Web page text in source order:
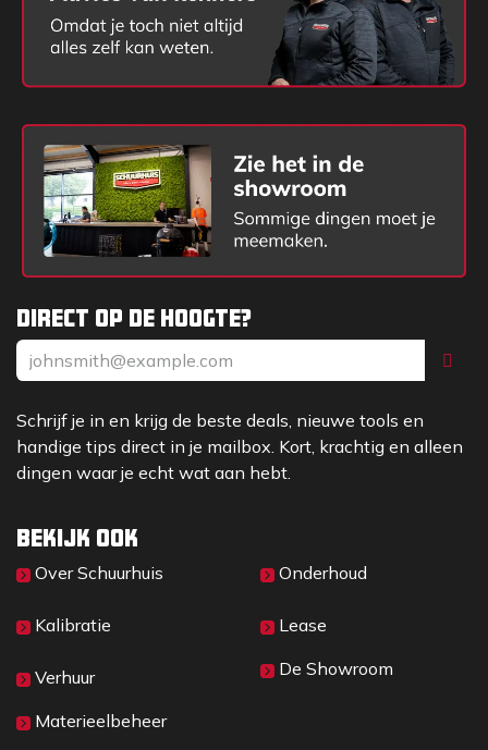
Direct op de hoogte?
Schrijf je in en krijg de beste deals, nieuwe tools en
handige tips direct in je mailbox. Kort, krachtig en alleen
dingen waar je echt wat aan hebt.
Bekijk ook
Over Sc​huurhuis
Kalibratie
Verhuur
Materieelbeheer
Onderhoud
Lease
De Showroom